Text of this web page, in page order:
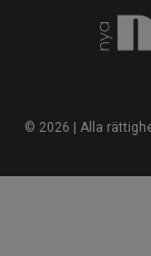
© 2026 | Alla